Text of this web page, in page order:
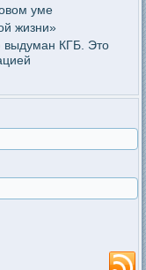
уме
жизни»
выдуман КГБ. Это